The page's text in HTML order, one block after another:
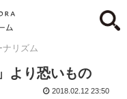
ナリズム
より恐いもの
2018.02.12 23:50